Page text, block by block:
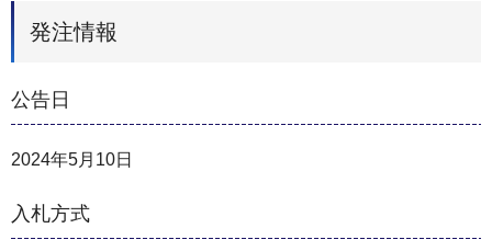
発注情報
公告日
2024年5月10日
入札方式